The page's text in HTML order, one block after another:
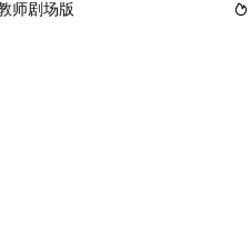
景不长，一
」の一員・上新井田みどり。動画
师剧场版